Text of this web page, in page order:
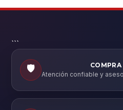
```
🛡️
COMPRA
Atención confiable y